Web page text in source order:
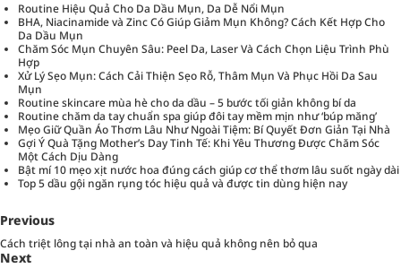
Routine Hiệu Quả Cho Da Dầu Mụn, Da Dễ Nổi Mụn
BHA, Niacinamide và Zinc Có Giúp Giảm Mụn Không? Cách Kết Hợp Cho
Da Dầu Mụn
Chăm Sóc Mụn Chuyên Sâu: Peel Da, Laser Và Cách Chọn Liệu Trình Phù
Hợp
Xử Lý Sẹo Mụn: Cách Cải Thiện Sẹo Rỗ, Thâm Mụn Và Phục Hồi Da Sau
Mụn
Routine skincare mùa hè cho da dầu – 5 bước tối giản không bí da
Routine chăm da tay chuẩn spa giúp đôi tay mềm mịn như ‘búp măng’
Mẹo Giữ Quần Áo Thơm Lâu Như Ngoài Tiệm: Bí Quyết Đơn Giản Tại Nhà
Gợi Ý Quà Tặng Mother’s Day Tinh Tế: Khi Yêu Thương Được Chăm Sóc
Một Cách Dịu Dàng
Bật mí 10 mẹo xịt nước hoa đúng cách giúp cơ thể thơm lâu suốt ngày dài
Top 5 dầu gội ngăn rụng tóc hiệu quả và được tin dùng hiện nay
Previous
Cách triệt lông tại nhà an toàn và hiệu quả không nên bỏ qua
Next